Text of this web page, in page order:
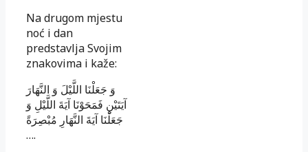
Na drugom mjestu
noć i dan
predstavlja Svojim
znakovima i kaže:
وَ جَعَلْنَا اللَّيْلَ وَ النَّهَارَ
آيَتَيْنِ فَمَحَوْنَا آيَةَ اللَّيْلِ وَ
جَعَلْنَا آيَةَ النَّهَارِ مُبْصِرَةً
….